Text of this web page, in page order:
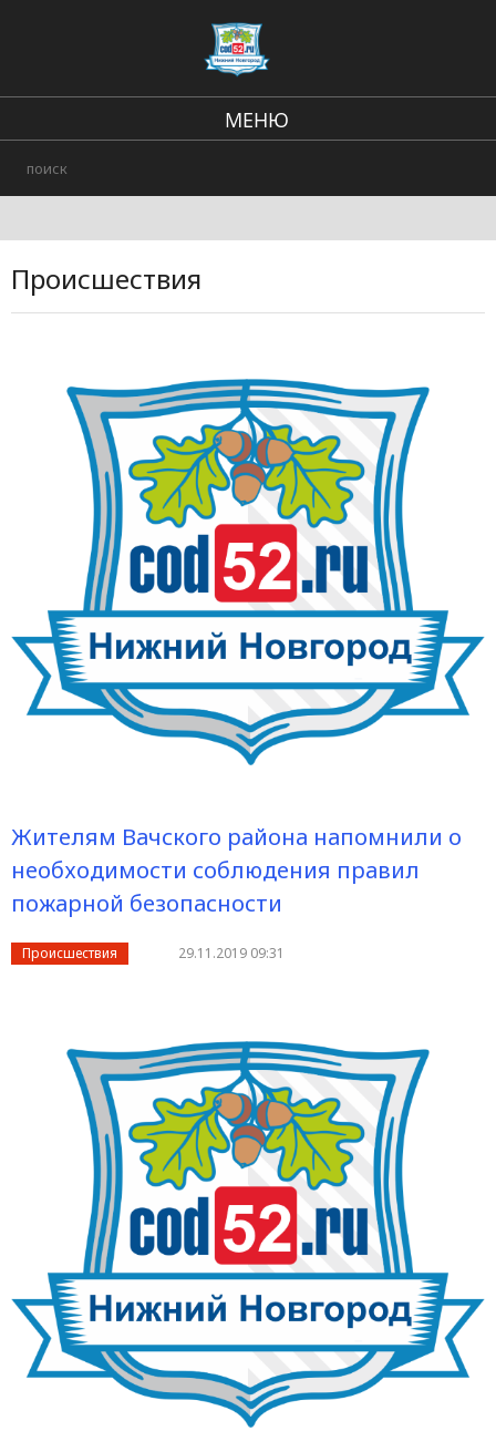
МЕНЮ
Городские события
Происшествия
Жителям Вачского района напомнили о
необходимости соблюдения правил
пожарной безопасности
Происшествия 29.11.2019 09:31